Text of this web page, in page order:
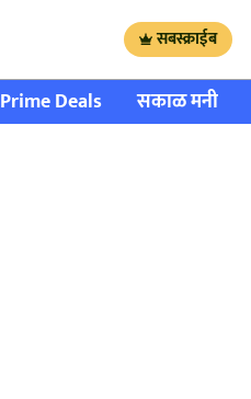
सबस्क्राईब
Prime Deals सकाळ मनी